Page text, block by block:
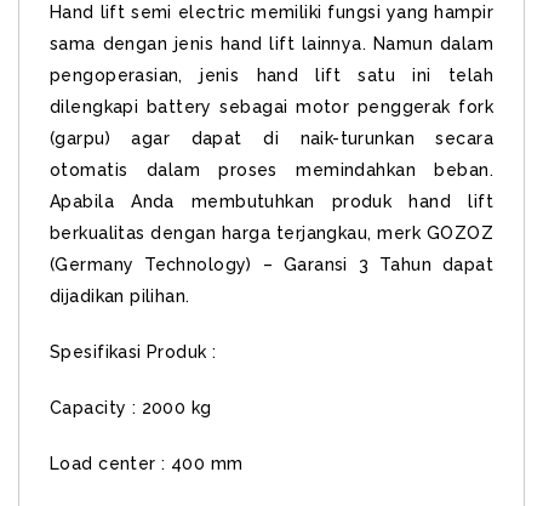
Hand lift semi electric memiliki fungsi yang hampir
sama dengan jenis hand lift lainnya. Namun dalam
pengoperasian, jenis hand lift satu ini telah
dilengkapi battery sebagai motor penggerak fork
(garpu) agar dapat di naik-turunkan secara
otomatis dalam proses memindahkan beban.
Apabila Anda membutuhkan produk hand lift
berkualitas dengan harga terjangkau, merk GOZOZ
(Germany Technology) – Garansi 3 Tahun dapat
dijadikan pilihan.
Spesifikasi Produk :
Capacity : 2000 kg
Load center : 400 mm